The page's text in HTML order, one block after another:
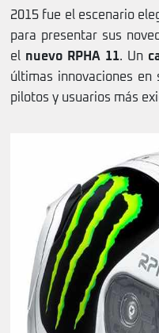
2015 fue el escenario
para presentar sus
el nuevo RPHA 11. Un
últimas innovaciones en
pilotos y usuarios más